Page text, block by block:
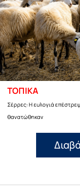
ΤΟΠΙΚΑ
Σέρρες: Η ευλογιά
θανατώθηκαν